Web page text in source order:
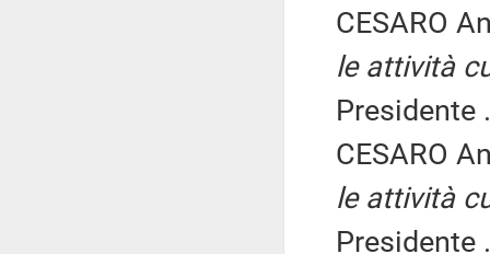
CESARO
le attività
Presidente
CESARO
le attività
Presidente